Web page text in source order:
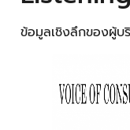
ข้อมูลเชิงลึกของผู้บ